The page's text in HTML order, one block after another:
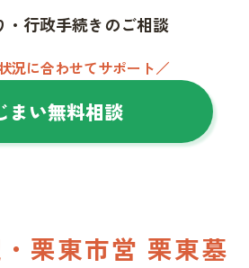
・行政手続きのご相談
況に合わせてサポート／
まい無料相談
栗東市営 栗東墓